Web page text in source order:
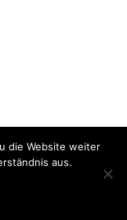
die Website weiter
aus.